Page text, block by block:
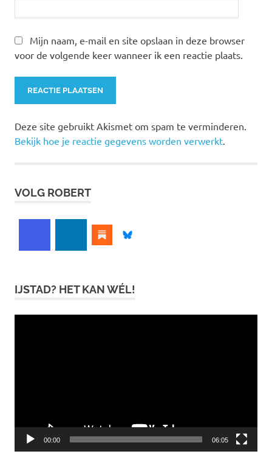
Mijn naam, e-mail en site opslaan in deze browser
voor de volgende keer wanneer ik een reactie plaats.
Deze site gebruikt Akismet om spam te verminderen.
Bekijk hoe je reactie gegevens worden verwerkt.
VOLG ROBERT
IJSTAD? HET KAN WÉL!
00:00 06:05